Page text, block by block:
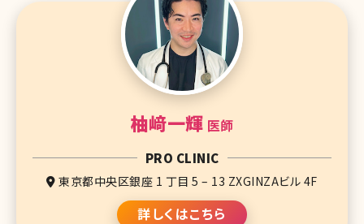
柚﨑一輝 医師
PRO CLINIC
東京都中央区銀座 1 丁目 5 – 13 ZXGINZAビル 4F
詳しくはこちら